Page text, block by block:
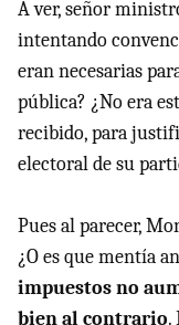
A ver, señor
intentando
eran necesarias
pública? ¿No era
recibido, para
electoral de su
Pues al parecer,
¿O es que mentía
impuestos no
bien al contrario.